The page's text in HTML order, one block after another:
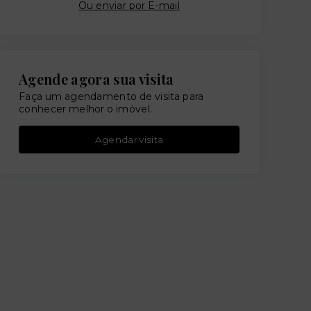
Ou enviar por E-mail
Agende agora sua visita
Faça um agendamento de visita para
conhecer melhor o imóvel.
Agendar visita